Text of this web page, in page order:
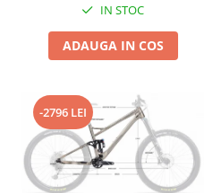
IN STOC
ADAUGA IN COS
-2796 LEI